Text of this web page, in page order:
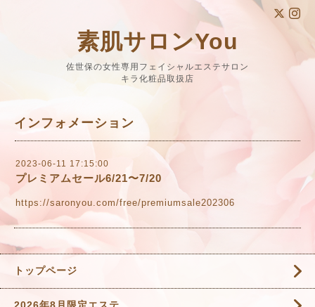
素肌サロンYou
佐世保の女性専用フェイシャルエステサロン
キラ化粧品取扱店
インフォメーション
2023-06-11 17:15:00
プレミアムセール6/21〜7/20
https://saronyou.com/free/premiumsale202306
トップページ